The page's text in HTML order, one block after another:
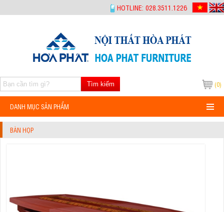
HOTLINE: 028.3511.1226
(0)
Tìm kiếm
DANH MỤC SẢN PHẨM
BÀN HỌP